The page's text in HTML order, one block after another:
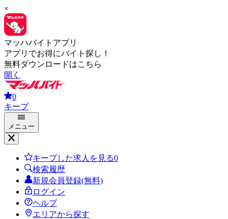
×
マッハバイトアプリ
アプリでお得にバイト探し！
無料ダウンロードはこちら
開く
0
キープ
メニュー
キープした求人を見る0
検索履歴
新規会員登録(無料)
ログイン
ヘルプ
エリアから探す